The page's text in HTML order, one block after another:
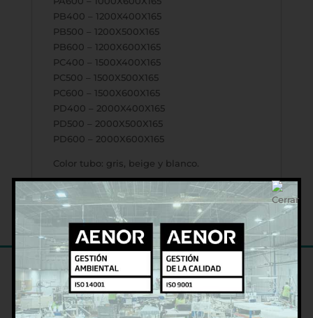
PB400 – 1200X400X165
PB500 – 1200X500X165
PB600 – 1200X600X165
PC400 – 1500X400X165
PC500 – 1500X500X165
PC600 – 1500X600X165
PD400 – 2000X400X165
PD500 – 2000X500X165
PD600 – 2000X600X165
Color tubo: gris, beige y blanco.